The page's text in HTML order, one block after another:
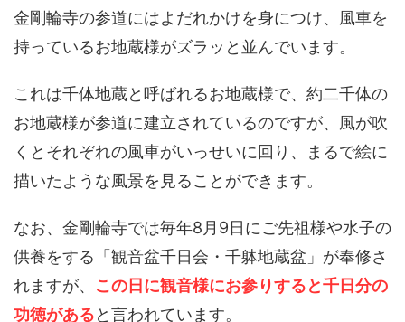
金剛輪寺の参道にはよだれかけを身につけ、風車を
持っているお地蔵様がズラッと並んでいます。
これは千体地蔵と呼ばれるお地蔵様で、約二千体の
お地蔵様が参道に建立されているのですが、風が吹
くとそれぞれの風車がいっせいに回り、まるで絵に
描いたような風景を見ることができます。
なお、金剛輪寺では毎年8月9日にご先祖様や水子の
供養をする「観音盆千日会・千躰地蔵盆」が奉修さ
れますが、 この日に観音様にお参りすると千日分の
功徳があると言われています。